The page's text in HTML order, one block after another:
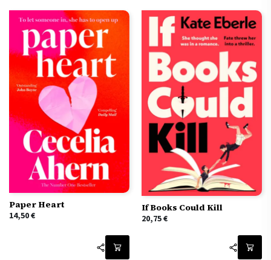
Paper Heart
14,50€
If Books Could Kill
20,75€